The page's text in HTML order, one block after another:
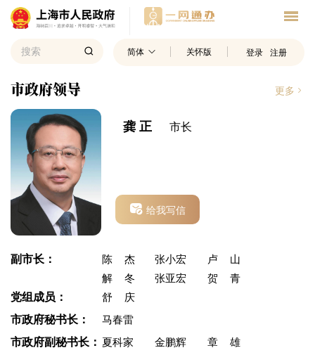
简体 关怀版 登录 注册
市政府领导 更多
龚 正 市长
给我写信
副市长： 陈杰 张小宏
卢山
解冬
张亚宏
贺青
党组成员：
舒庆
市政府秘书长：
马春雷
市政府副秘书长： 夏科家 金鹏辉
章雄